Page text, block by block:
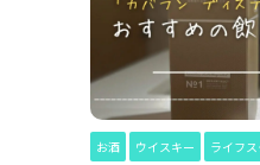
お酒 ウイスキー ライフ